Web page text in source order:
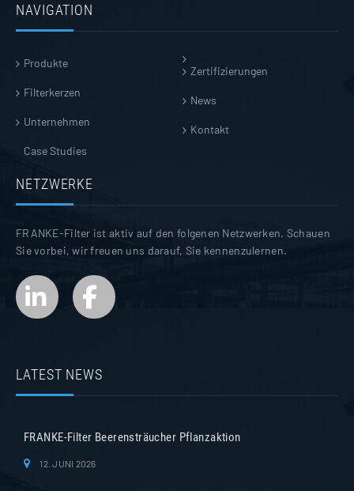
NAVIGATION
Produkte
Filterkerzen
Unternehmen
Case Studies
Zertifizierungen
News
Kontakt
NETZWERKE
FRANKE-Filter ist aktiv auf den folgenen Netzwerken. Schauen
Sie vorbei, wir freuen uns darauf, Sie kennenzulernen.
LATEST NEWS
FRANKE-Filter Beerensträucher Pflanzaktion
12. JUNI 2026